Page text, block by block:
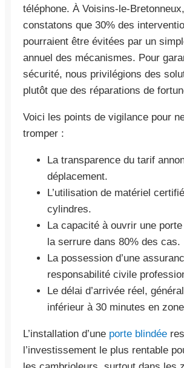
téléphone. À Voisins-le-
constatons que 30% des
pourraient être évitées par un
annuel des mécanismes. Pour
sécurité, nous privilégions des
plutôt que des réparations de
Voici les points de vigilance pour
tromper :
La transparence du tarif
déplacement.
L’utilisation de matériel
cylindres.
La capacité à ouvrir une
la serrure dans 80% des cas.
La possession d’une
responsabilité civile
Le délai d’arrivée réel,
inférieur à 30 minutes en
L’installation d’une porte blindée
l’investissement le plus rentable